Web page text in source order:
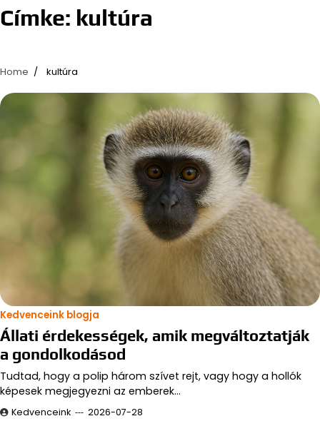
Címke: kultúra
Home kultúra
Kedvenceink blogja
Állati érdekességek, amik megváltoztatják
a gondolkodásod
Tudtad, hogy a polip három szívet rejt, vagy hogy a hollók
képesek megjegyezni az emberek…
Kedvenceink 2026-07-28